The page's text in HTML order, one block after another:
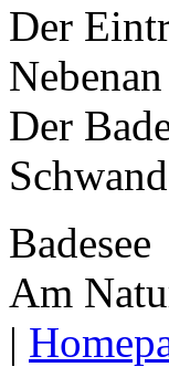
Der
Der
Badesee
Am
|